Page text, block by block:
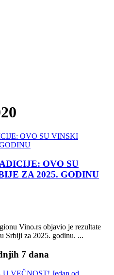
OVO SU
ZA 2025. GODINU
Vino.rs objavio je rezultate
Srbiji za 2025. godinu. ...
7 dana